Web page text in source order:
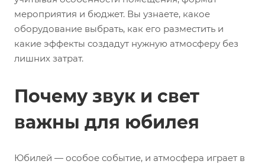
мероприятия и бюджет. Вы узнаете, какое
оборудование выбрать, как его разместить и
какие эффекты создадут нужную атмосферу без
лишних затрат.
Почему звук и свет
важны для юбилея
Юбилей — особое событие, и атмосфера играет в